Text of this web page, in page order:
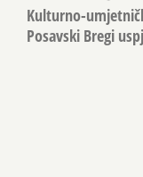
Kulturno-
Posavski Bregi